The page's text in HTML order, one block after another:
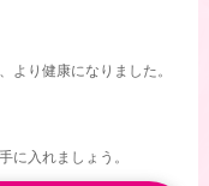
より健康になりました。
に入れましょう。